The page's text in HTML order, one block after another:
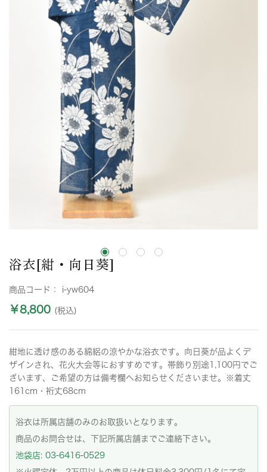
浴衣[紺・向日葵]
商品コード： i-yw604
￥8,800 (税込)
紺地に透け感のある綿絽の涼やかな浴衣です。向日葵が品よくデ
ザインされ、花火大会等におすすめです。帯飾り別途1,100円でご
ざいます、ご希望の方は備考欄へお知らせくださいませ。※着丈
161cm・裄丈68cm
浴衣は所属店舗のみのお取扱いとなります。
商品のお問合せは、下記所属店舗までご連絡下さい。
池袋店: 03-6416-0529